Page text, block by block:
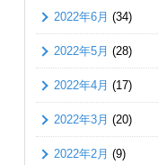
2022年6月 (34)
2022年5月 (28)
2022年4月 (17)
2022年3月 (20)
2022年2月 (9)